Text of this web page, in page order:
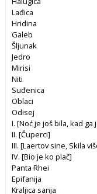
Lađica
Hridina
Galeb
Šljunak
Jedro
Mirisi
Niti
Suđenica
Oblaci
Odisej
I. [Noć je još bila, kad
II. [Čuperci]
III. [Laertov sine, Skila
IV. [Bio je ko plač]
Panta Rhei
Epifanija
Kraljica sanja